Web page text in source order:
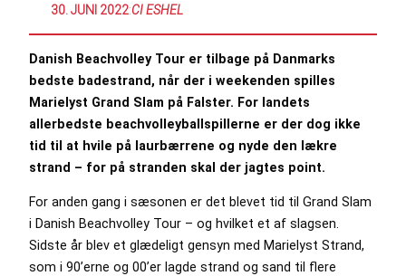
30. JUNI 2022:CI ESHEL
Danish Beachvolley Tour er tilbage på Danmarks
bedste badestrand, når der i weekenden spilles
Marielyst Grand Slam på Falster. For landets
allerbedste beachvolleyballspillerne er der dog ikke
tid til at hvile på laurbærrene og nyde den lækre
strand – for på stranden skal der jagtes point.
For anden gang i sæsonen er det blevet tid til Grand Slam
i Danish Beachvolley Tour – og hvilket et af slagsen.
Sidste år blev et glædeligt gensyn med Marielyst Strand,
som i 90’erne og 00’er lagde strand og sand til flere